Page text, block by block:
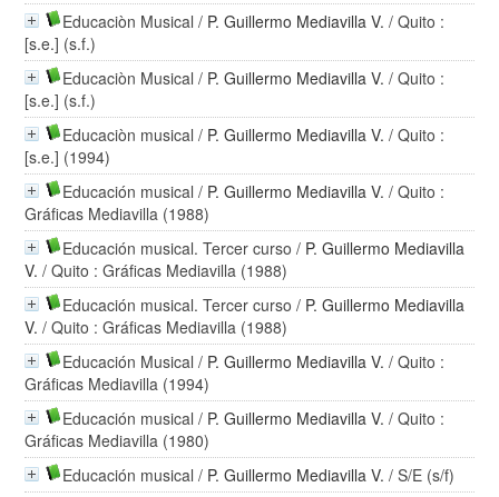
Educaciòn Musical / P. Guillermo Mediavilla V. / Quito :
[s.e.] (s.f.)
Educaciòn Musical / P. Guillermo Mediavilla V. / Quito :
[s.e.] (s.f.)
Educaciòn musical / P. Guillermo Mediavilla V. / Quito :
[s.e.] (1994)
Educación musical / P. Guillermo Mediavilla V. / Quito :
Gráficas Mediavilla (1988)
Educación musical. Tercer curso / P. Guillermo Mediavilla
V. / Quito : Gráficas Mediavilla (1988)
Educación musical. Tercer curso / P. Guillermo Mediavilla
V. / Quito : Gráficas Mediavilla (1988)
Educación Musical / P. Guillermo Mediavilla V. / Quito :
Gráficas Mediavilla (1994)
Educación musical / P. Guillermo Mediavilla V. / Quito :
Gráficas Mediavilla (1980)
Educación musical / P. Guillermo Mediavilla V. / S/E (s/f)